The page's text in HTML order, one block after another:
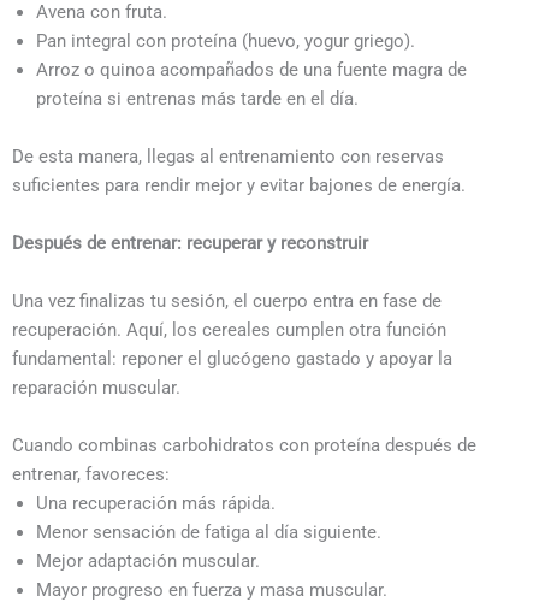
Avena con fruta.
Pan integral con proteína (huevo, yogur griego).
Arroz o quinoa acompañados de una fuente magra de
proteína si entrenas más tarde en el día.
De esta manera, llegas al entrenamiento con reservas
suficientes para rendir mejor y evitar bajones de energía.
Después de entrenar: recuperar y reconstruir
Una vez finalizas tu sesión, el cuerpo entra en fase de
recuperación. Aquí, los cereales cumplen otra función
fundamental: reponer el glucógeno gastado y apoyar la
reparación muscular.
Cuando combinas carbohidratos con proteína después de
entrenar, favoreces:
Una recuperación más rápida.
Menor sensación de fatiga al día siguiente.
Mejor adaptación muscular.
Mayor progreso en fuerza y masa muscular.